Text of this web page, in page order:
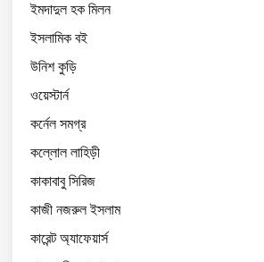
ইমদাদুল হক মিলন
ইসলামিক বই
উনিশ কুড়ি
ওয়েস্টার্ন
কর্নেল সমগ্র
কল্লোল লাহিড়ী
কাকাবাবু সিরিজ
কাজী নজরুল ইসলাম
কারেন্ট অ্যাফেয়ার্স